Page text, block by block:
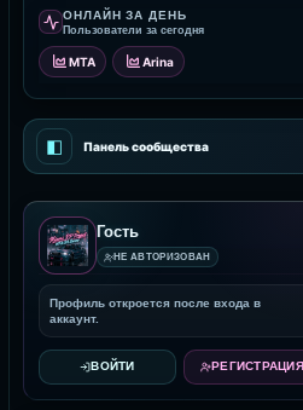
ОНЛАЙН ЗА ДЕНЬ
Пользователи за сегодня
MTA Arina
◧ Панель сообщества
Гость
НЕ АВТОРИЗОВАН
Профиль откроется после входа в
аккаунт.
ВОЙТИ РЕГИСТРАЦИЯ